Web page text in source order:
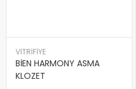
VİTRİFİYE
BİEN HARMONY ASMA
KLOZET